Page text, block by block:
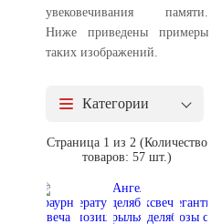
увековечивания памяти.
Ниже приведены примеры
таких изображений.
Категории
Страница 1 из 2 (Количество
товаров: 57 шт.)